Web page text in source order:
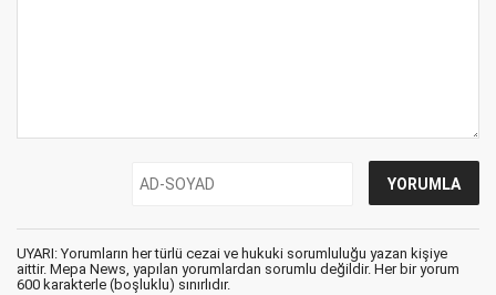
UYARI: Yorumların her türlü cezai ve hukuki sorumluluğu yazan kişiye
aittir. Mepa News, yapılan yorumlardan sorumlu değildir. Her bir yorum
600 karakterle (boşluklu) sınırlıdır.